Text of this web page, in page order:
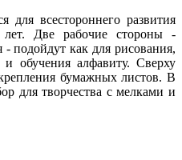
всестороннего развития
лет. Две рабочие стороны -
подойдут как для рисования,
обучения алфавиту. Сверху
бумажных листов. В
для творчества с мелками и